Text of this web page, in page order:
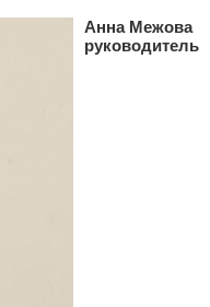
Анна Межова
руководитель